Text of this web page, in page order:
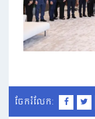
ចែករំលែក: